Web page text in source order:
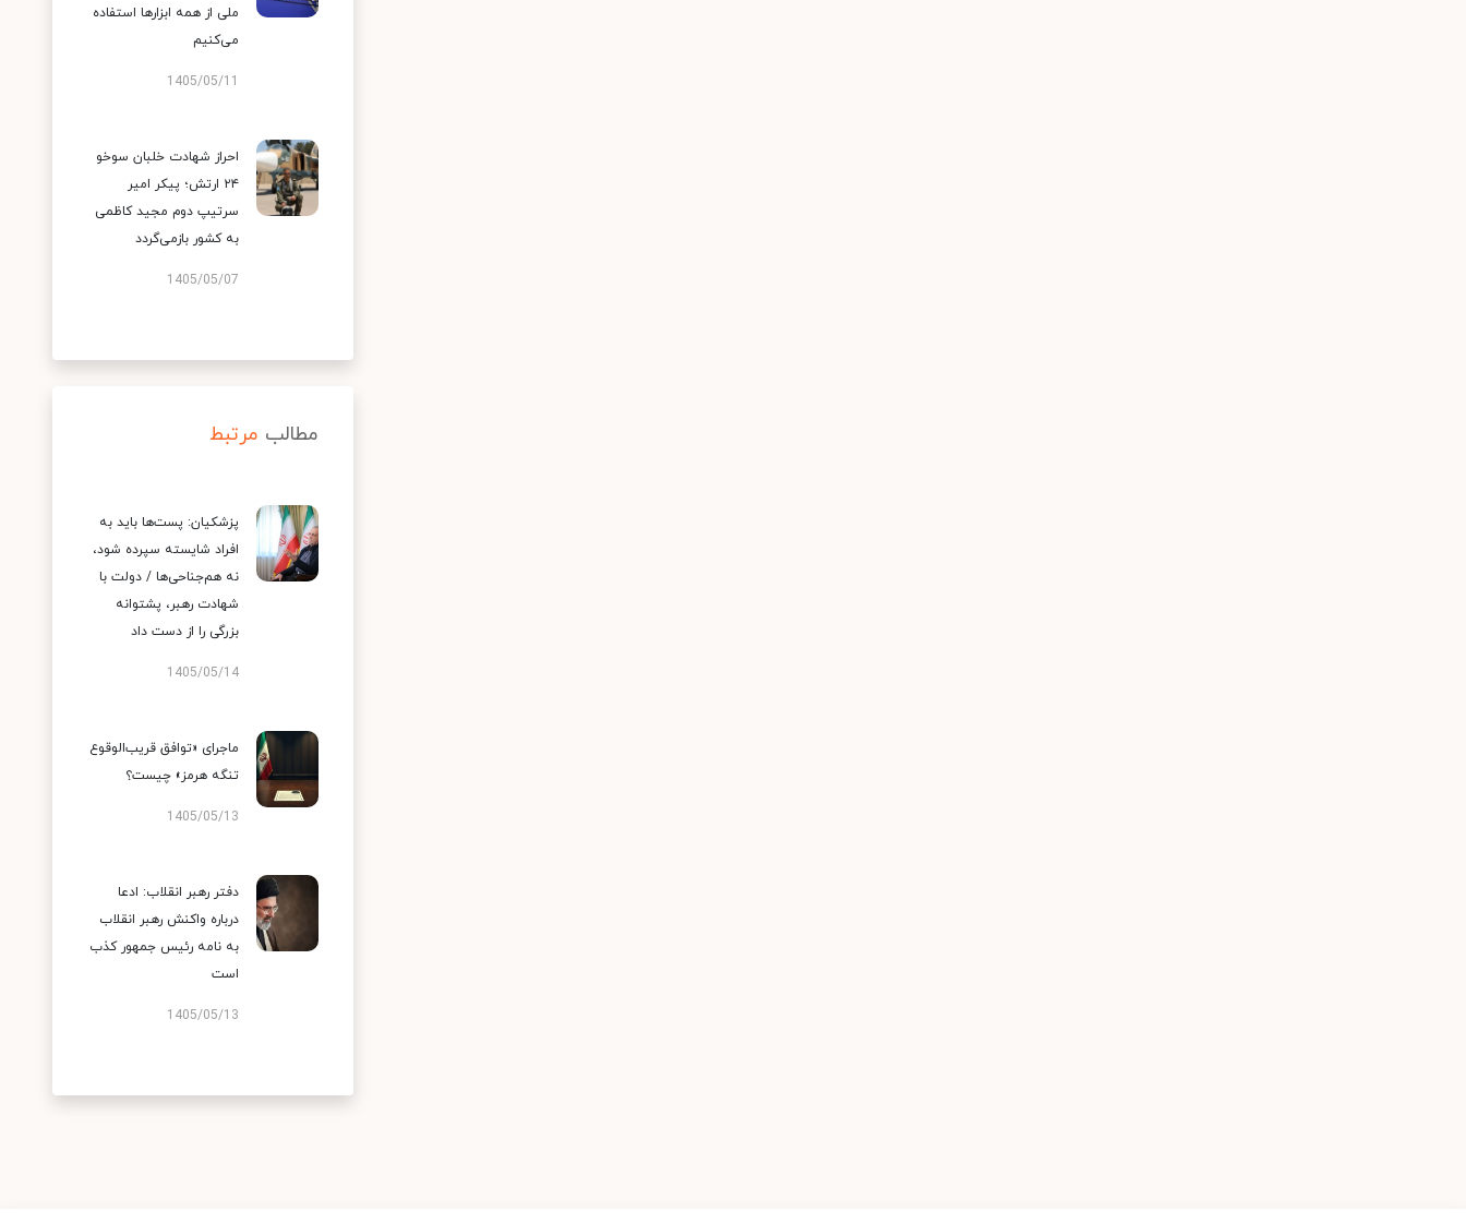
ملی از همه ابزارها استفاده
می‌کنیم
1405/05/11
احراز شهادت خلبان سوخو
۲۴ ارتش؛ پیکر امیر
سرتیپ دوم مجید کاظمی
به کشور بازمی‌گردد
1405/05/07
مطالب مرتبط
پزشکیان: پست‌ها باید به
افراد شایسته سپرده شود،
نه هم‌جناحی‌ها / دولت با
شهادت رهبر، پشتوانه
بزرگی را از دست داد
1405/05/14
ماجرای «توافق قریب‌الوقوع
تنگه هرمز» چیست؟
1405/05/13
دفتر رهبر انقلاب: ادعا
درباره واکنش رهبر انقلاب
به نامه رئیس جمهور کذب
است
1405/05/13